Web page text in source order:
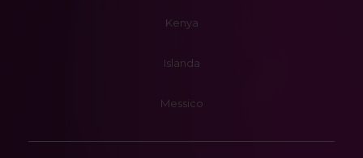
Kenya
Islanda
Messico